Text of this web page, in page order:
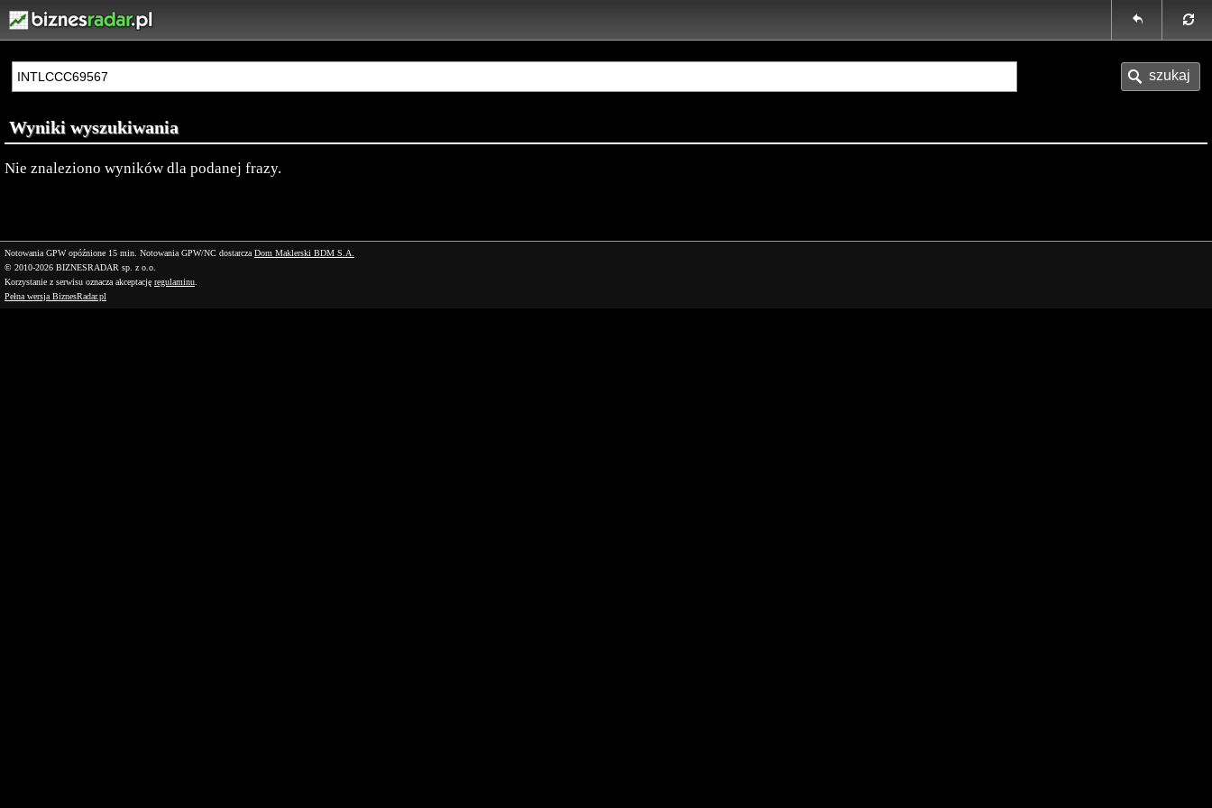
Wyniki wyszukiwania
Nie znaleziono wyników dla podanej frazy.
Notowania GPW opóźnione 15 min. Notowania GPW/NC dostarcza Dom Maklerski BDM S.A.
© 2010-2026 BIZNESRADAR sp. z o.o.
Korzystanie z serwisu oznacza akceptację regulaminu
Pełna wersja BiznesRadar.pl